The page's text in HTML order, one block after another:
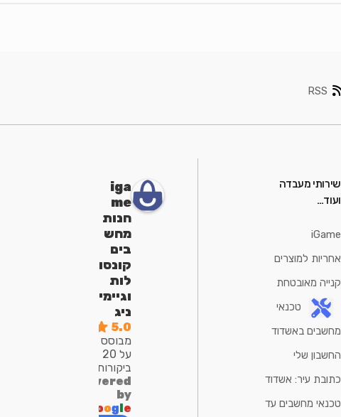
RSS
שירותי מעבדה
ועוד…
iGame
אחריות למוצרים
קנייה מאובטחת
טכנאי
מחשבים באשדוד
החשבון שלי
כתובת עיר: אשדוד
טכנאי מחשבים עד
iga
me
חנות
מחש
בים
קונסו
לות
וגיימי
ניג
5.0
מבוסס
על 20
ביקורות
powered
by
oog e